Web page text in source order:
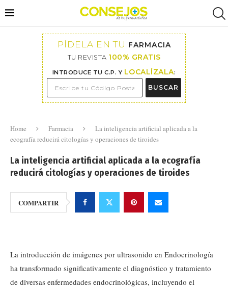
PÍDELA EN TU FARMACIA
TU REVISTA 100% GRATIS
INTRODUCE TU C.P. Y LOCALÍZALA:
BUSCAR
Home Farmacia
La inteligencia artificial aplicada a la
ecografía reducirá citologías y operaciones de tiroides
La inteligencia artificial aplicada a la ecografía
reducirá citologías y operaciones de tiroides
COMPARTIR
La introducción de imágenes por ultrasonido en Endocrinología
ha transformado significativamente el diagnóstico y tratamiento
de diversas enfermedades endocrinológicas, incluyendo el